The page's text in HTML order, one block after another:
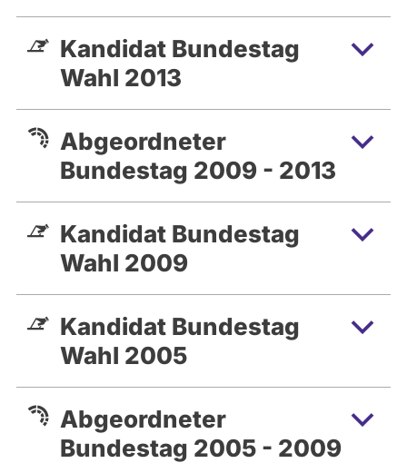
Kandidat Bundestag
Wahl 2013
Abgeordneter
Bundestag 2009 - 2013
Kandidat Bundestag
Wahl 2009
Kandidat Bundestag
Wahl 2005
Abgeordneter
Bundestag 2005 - 2009